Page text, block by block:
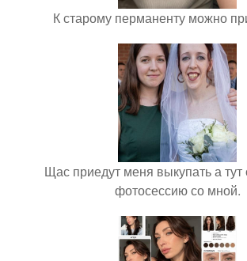
К старому перманенту можно
Щас приедут меня выкупать а тут
фотосессию со мной.